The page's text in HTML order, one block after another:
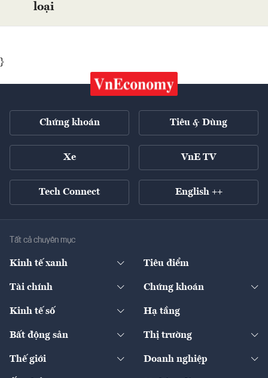
loại
}
Chứng khoán Tiêu & Dùng
Xe VnE TV
Tech Connect English ++
Tất cả chuyên mục
Kinh tế xanh
Diễn đàn
Tiêu điểm
Tài chính
Ngân hàng
Bảo hiểm
Chứng khoán
Doanh nghiệp niêm yết
Kinh tế số
Sản phẩm - Thị trường
Hạ tầng
Bất động sản
Chính sách
Thị trường
Thế giới
Kinh tế
Doanh nghiệp